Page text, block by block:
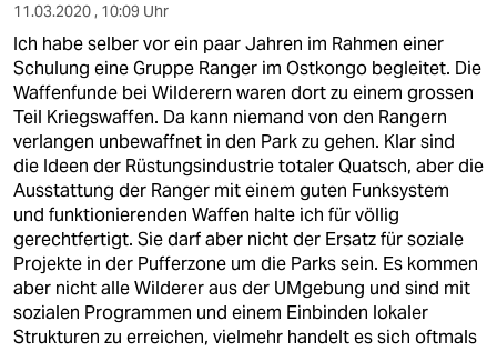
11.03.2020 , 10:09 Uhr
Ich habe selber vor ein paar Jahren im Rahmen einer
Schulung eine Gruppe Ranger im Ostkongo begleitet. Die
Waffenfunde bei Wilderern waren dort zu einem grossen
Teil Kriegswaffen. Da kann niemand von den Rangern
verlangen unbewaffnet in den Park zu gehen. Klar sind
die Ideen der Rüstungsindustrie totaler Quatsch, aber die
Ausstattung der Ranger mit einem guten Funksystem
und funktionierenden Waffen halte ich für völlig
gerechtfertigt. Sie darf aber nicht der Ersatz für soziale
Projekte in der Pufferzone um die Parks sein. Es kommen
aber nicht alle Wilderer aus der UMgebung und sind mit
sozialen Programmen und einem Einbinden lokaler
Strukturen zu erreichen, vielmehr handelt es sich oftmals